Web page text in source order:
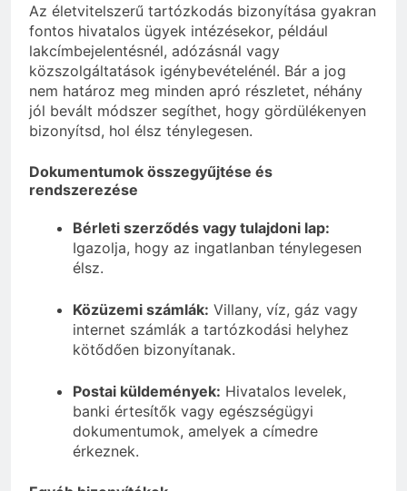
Az életvitelszerű tartózkodás bizonyítása gyakran
fontos hivatalos ügyek intézésekor, például
lakcímbejelentésnél, adózásnál vagy
közszolgáltatások igénybevételénél. Bár a jog
nem határoz meg minden apró részletet, néhány
jól bevált módszer segíthet, hogy gördülékenyen
bizonyítsd, hol élsz ténylegesen.
Dokumentumok összegyűjtése és
rendszerezése
Bérleti szerződés vagy tulajdoni lap:
Igazolja, hogy az ingatlanban ténylegesen
élsz.
Közüzemi számlák: Villany, víz, gáz vagy
internet számlák a tartózkodási helyhez
kötődően bizonyítanak.
Postai küldemények: Hivatalos levelek,
banki értesítők vagy egészségügyi
dokumentumok, amelyek a címedre
érkeznek.